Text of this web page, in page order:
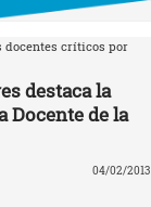
docentes críticos por
destaca la
Docente de la
04/02/2013